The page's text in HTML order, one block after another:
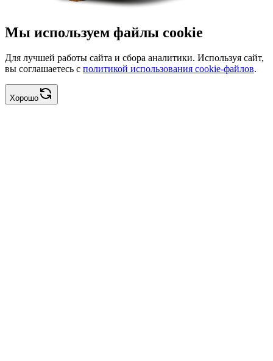
Мы используем файлы cookie
Для лучшей работы сайта и сбора аналитики. Используя сайт,
вы соглашаетесь с политикой использования cookie-файлов.
Хорошо